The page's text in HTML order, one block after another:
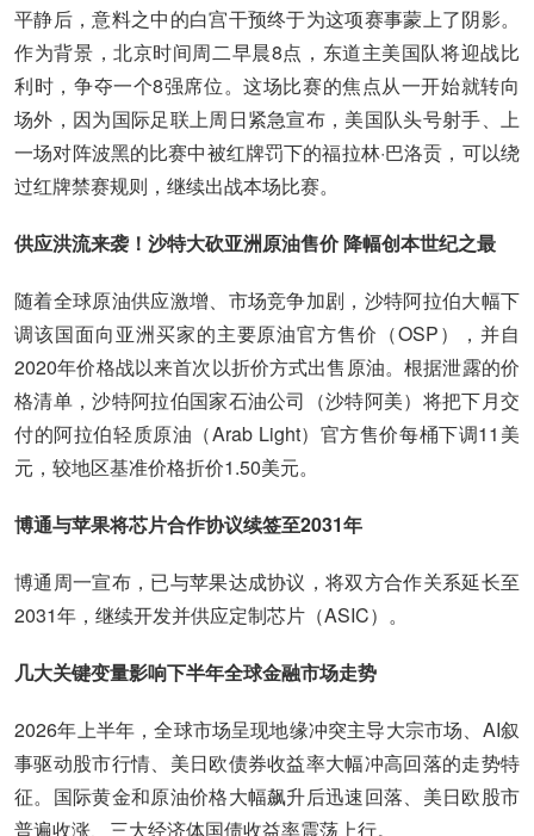
平静后，意料之中的白宫干预终于为这项赛事蒙上了阴影。
作为背景，北京时间周二早晨8点，东道主美国队将迎战比
利时，争夺一个8强席位。这场比赛的焦点从一开始就转向
场外，因为国际足联上周日紧急宣布，美国队头号射手、上
一场对阵波黑的比赛中被红牌罚下的福拉林·巴洛贡，可以绕
过红牌禁赛规则，继续出战本场比赛。
供应洪流来袭！沙特大砍亚洲原油售价 降幅创本世纪之最
随着全球原油供应激增、市场竞争加剧，沙特阿拉伯大幅下
调该国面向亚洲买家的主要原油官方售价（OSP），并自
2020年价格战以来首次以折价方式出售原油。根据泄露的价
格清单，沙特阿拉伯国家石油公司（沙特阿美）将把下月交
付的阿拉伯轻质原油（Arab Light）官方售价每桶下调11美
元，较地区基准价格折价1.50美元。
博通与苹果将芯片合作协议续签至2031年
博通周一宣布，已与苹果达成协议，将双方合作关系延长至
2031年，继续开发并供应定制芯片（ASIC）。
几大关键变量影响下半年全球金融市场走势
2026年上半年，全球市场呈现地缘冲突主导大宗市场、AI叙
事驱动股市行情、美日欧债券收益率大幅冲高回落的走势特
征。国际黄金和原油价格大幅飙升后迅速回落、美日欧股市
普遍收涨、三大经济体国债收益率震荡上行。